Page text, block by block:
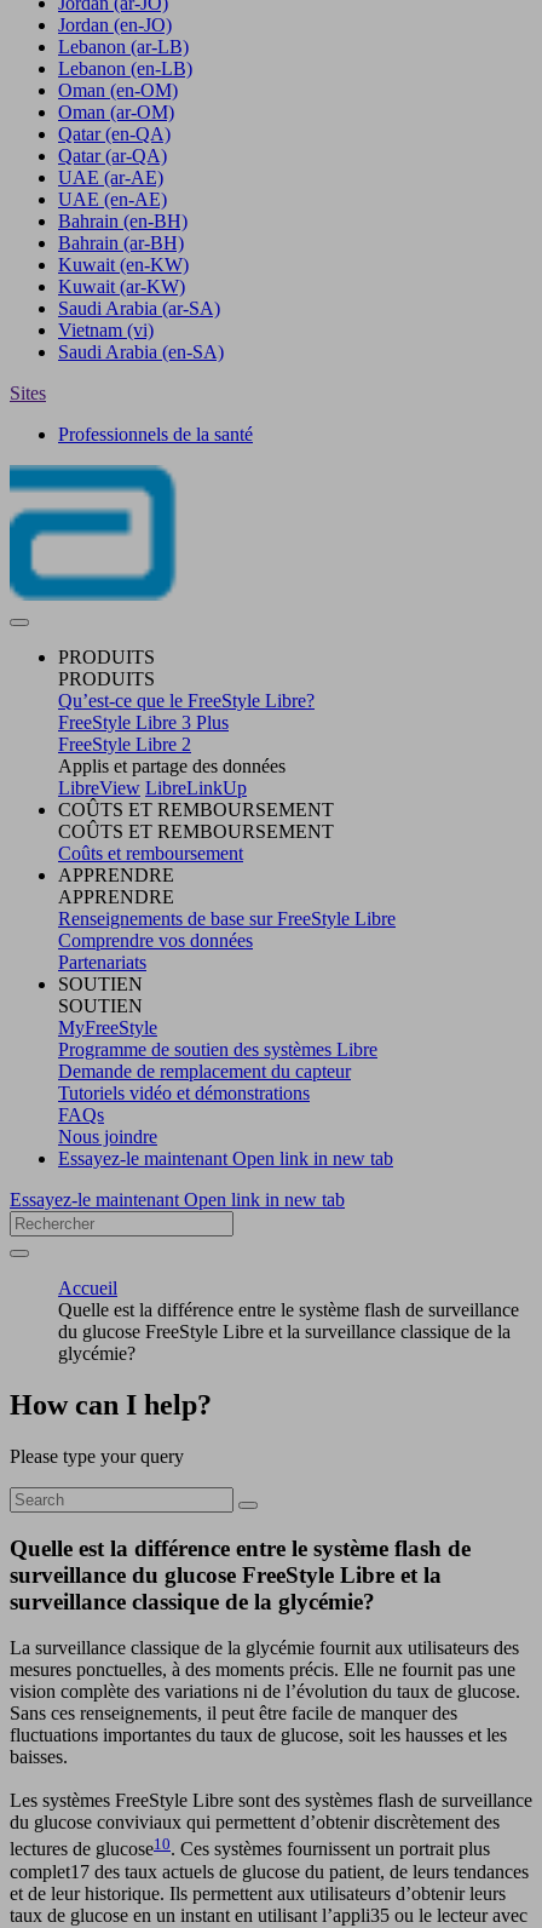
Jordan (en-JO)
Lebanon (ar-LB)
Lebanon (en-LB)
Oman (en-OM)
Oman (ar-OM)
Qatar (en-QA)
Qatar (ar-QA)
UAE (ar-AE)
UAE (en-AE)
Bahrain (en-BH)
Bahrain (ar-BH)
Kuwait (en-KW)
Kuwait (ar-KW)
Saudi Arabia (ar-SA)
Vietnam (vi)
Saudi Arabia (en-SA)
Sites
Professionnels de la santé
PRODUITS
PRODUITS
Qu’est-ce que le FreeStyle Libre?
FreeStyle Libre 3 Plus
FreeStyle Libre 2
Applis et partage des données
LibreView LibreLinkUp
COÛTS ET REMBOURSEMENT
COÛTS ET REMBOURSEMENT
Coûts et remboursement
APPRENDRE
APPRENDRE
Renseignements de base sur FreeStyle Libre
Comprendre vos données
Partenariats
SOUTIEN
SOUTIEN
MyFreeStyle
Programme de soutien des systèmes Libre
Demande de remplacement du capteur
Tutoriels vidéo et démonstrations
FAQs
Nous joindre
Essayez-le maintenant Open link in new tab
Essayez-le maintenant Open link in new tab
Accueil
Quelle est la différence entre le système flash de surveillance
du glucose FreeStyle Libre et la surveillance classique de la
glycémie?
How can I help?
Please type your query
Quelle est la différence entre le système flash de
surveillance du glucose FreeStyle Libre et la
surveillance classique de la glycémie?
La surveillance classique de la glycémie fournit aux utilisateurs des
mesures ponctuelles, à des moments précis. Elle ne fournit pas une
vision complète des variations ni de l’évolution du taux de glucose.
Sans ces renseignements, il peut être facile de manquer des
fluctuations importantes du taux de glucose, soit les hausses et les
baisses.
Les systèmes FreeStyle Libre sont des systèmes flash de surveillance
du glucose conviviaux qui permettent d’obtenir discrètement des
lectures de glucose10. Ces systèmes fournissent un portrait plus
complet17 des taux actuels de glucose du patient, de leurs tendances
et de leur historique. Ils permettent aux utilisateurs d’obtenir leurs
taux de glucose en un instant en utilisant l’appli35 ou le lecteur avec